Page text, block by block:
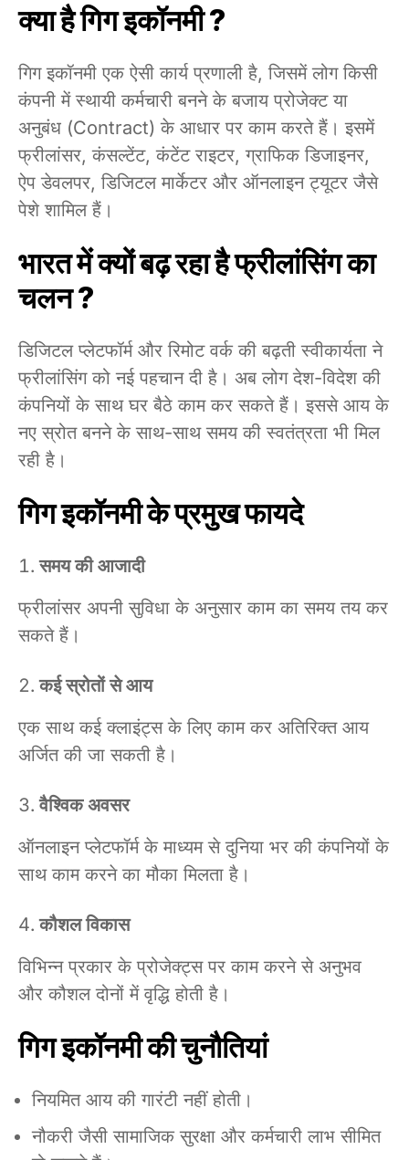
क्या है गिग इकॉनमी ?
गिग इकॉनमी एक ऐसी कार्य प्रणाली है, जिसमें लोग किसी
कंपनी में स्थायी कर्मचारी बनने के बजाय प्रोजेक्ट या
अनुबंध (Contract) के आधार पर काम करते हैं। इसमें
फ्रीलांसर, कंसल्टेंट, कंटेंट राइटर, ग्राफिक डिजाइनर,
ऐप डेवलपर, डिजिटल मार्केटर और ऑनलाइन ट्यूटर जैसे
पेशे शामिल हैं।
भारत में क्यों बढ़ रहा है फ्रीलांसिंग का
चलन ?
डिजिटल प्लेटफॉर्म और रिमोट वर्क की बढ़ती स्वीकार्यता ने
फ्रीलांसिंग को नई पहचान दी है। अब लोग देश-विदेश की
कंपनियों के साथ घर बैठे काम कर सकते हैं। इससे आय के
नए स्रोत बनने के साथ-साथ समय की स्वतंत्रता भी मिल
रही है।
गिग इकॉनमी के प्रमुख फायदे
समय की आजादी
फ्रीलांसर अपनी सुविधा के अनुसार काम का समय तय कर
सकते हैं।
कई स्रोतों से आय
एक साथ कई क्लाइंट्स के लिए काम कर अतिरिक्त आय
अर्जित की जा सकती है।
वैश्विक अवसर
ऑनलाइन प्लेटफॉर्म के माध्यम से दुनिया भर की कंपनियों के
साथ काम करने का मौका मिलता है।
कौशल विकास
विभिन्न प्रकार के प्रोजेक्ट्स पर काम करने से अनुभव
और कौशल दोनों में वृद्धि होती है।
गिग इकॉनमी की चुनौतियां
नियमित आय की गारंटी नहीं होती।
नौकरी जैसी सामाजिक सुरक्षा और कर्मचारी लाभ सीमित